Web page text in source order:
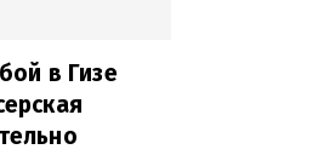
в Гизе